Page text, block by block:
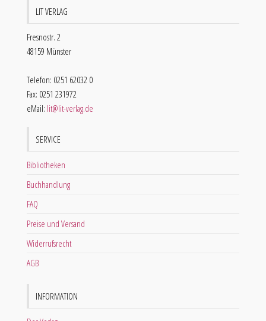
LIT VERLAG
Fresnostr. 2
48159 Münster
Telefon: 0251 62032 0
Fax: 0251 231972
eMail: lit@lit-verlag.de
SERVICE
Bibliotheken
Buchhandlung
FAQ
Preise und Versand
Widerrufsrecht
AGB
INFORMATION